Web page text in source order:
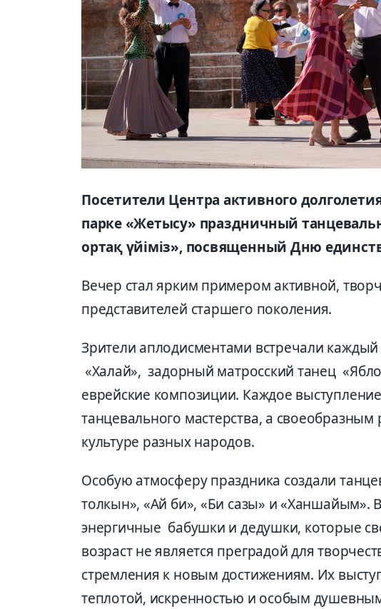
Посетители Центра активного
парке «Жетысу» праздничный
ортақ үйіміз», посвященный Дню
Вечер стал ярким примером активной,
представителей старшего поколения.
Зрители аплодисментами встречали
«Халай», задорный матросский танец
еврейские композиции. Каждое
танцевального мастерства, а
культуре разных народов.
Особую атмосферу праздника создали
толкын», «Ай би», «Би сазы» и «Ханшайым».
энергичные бабушки и дедушки, которые
возраст не является преградой для
стремления к новым достижениям. Их
теплотой, искренностью и особым